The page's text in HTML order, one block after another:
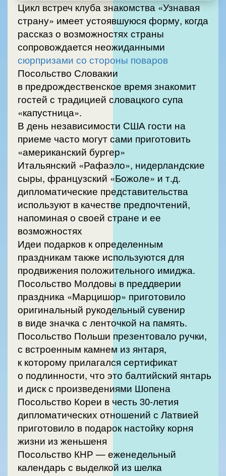
Цикл встреч клуба знакомства «Узнавая
страну» имеет устоявшуюся форму, когда
рассказ о возможностях страны
сопровождается неожиданными
сюрпризами со стороны поваров
Посольство Словакии
в предрождественское время знакомит
гостей с традицией словацкого супа
«капустница».
В день независимости США гости на
приеме часто могут сами приготовить
«американский бургер»
Итальянский «Рафаэло», нидерландские
сыры, французский «Божоле» и т.д.
дипломатические представительства
используют в качестве предпочтений,
напоминая о своей стране и ее
возможностях
Идеи подарков к определенным
праздникам также используются для
продвижения положительного имиджа.
Посольство Молдовы в преддверии
праздника «Марцишор» приготовило
оригинальный рукодельный сувенир
в виде значка с ленточкой на память.
Посольство Польши презентовало ручки,
с встроенным камнем из янтаря,
к которому прилагался сертификат
о подлинности, что это балтийский янтарь
и диск с произведениями Шопена
Посольство Кореи в честь 30-летия
дипломатических отношений с Латвией
приготовило в подарок настойку корня
жизни из женьшеня
Посольство КНР — еженедельный
календарь с выделкой из шелка